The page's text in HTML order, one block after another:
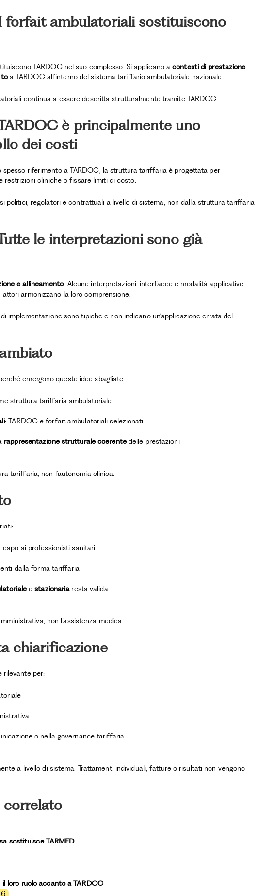
forfait ambulatoriali sostituiscono
TARDOC nel suo complesso. Si applicano acontesti di prestazione
a TARDOC all’interno del sistema tariffario ambulatoriale nazionale.
continua a essere descritta strutturalmente tramite TARDOC.
è principalmente uno
dei costi
riferimento a TARDOC, la struttura tariffaria è progettata per
restrizioni cliniche o fissare limiti di costo.
politici, regolatori e contrattuali a livello di sistema, non dalla struttura tariffaria
le interpretazioni sono già
e allineamento. Alcune interpretazioni, interfacce e modalità applicative
armonizzano la loro comprensione.
implementazione sono tipiche e non indicano un’applicazione errata del
emergono queste idee sbagliate:
struttura tariffaria ambulatoriale
: TARDOC e forfait ambulatoriali selezionati
rappresentazione strutturale coerentedelle prestazioni
tariffaria, non l’autonomia clinica.
capo ai professionisti sanitari
dalla forma tariffaria
estazionariaresta valida
non l’assistenza medica.
chiarificazione
rilevante per:
o nella governance tariffaria
a livello di sistema. Trattamenti individuali, fatture o risultati non vengono
sostituisce TARMED
loro ruolo accanto a TARDOC